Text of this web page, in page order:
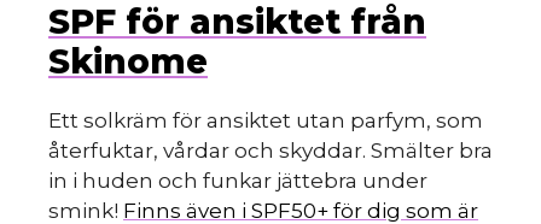
SPF för ansiktet från
Skinome
Ett solkräm för ansiktet utan parfym, som
återfuktar, vårdar och skyddar. Smälter bra
in i huden och funkar jättebra under
smink! Finns även i SPF50+ för dig som är